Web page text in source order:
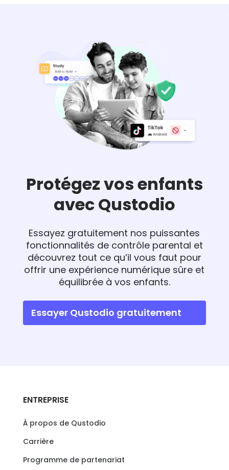
Protégez vos enfants
avec Qustodio
Essayez gratuitement nos puissantes
fonctionnalités de contrôle parental et
découvrez tout ce qu’il vous faut pour
offrir une expérience numérique sûre et
équilibrée à vos enfants.
Essayer Qustodio gratuitement
ENTREPRISE
À propos de Qustodio
Carrière
Programme de partenariat